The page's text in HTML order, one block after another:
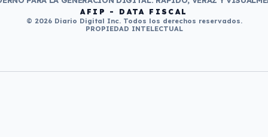
AFIP - DATA FISCAL
© 2026 Diario Digital Inc. Todos los derechos reservados.
PROPIEDAD INTELECTUAL